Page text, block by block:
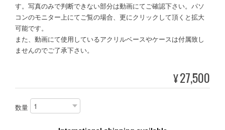
す。写真のみで判断できない部分は動画にてご確認下さい。パソ
コンのモニター上にてご覧の場合、更にクリックして頂くと拡大
可能です。
また、動画にて使用しているアクリルベースやケースは付属致し
ませんのでご了承下さい。
¥27,500
数量